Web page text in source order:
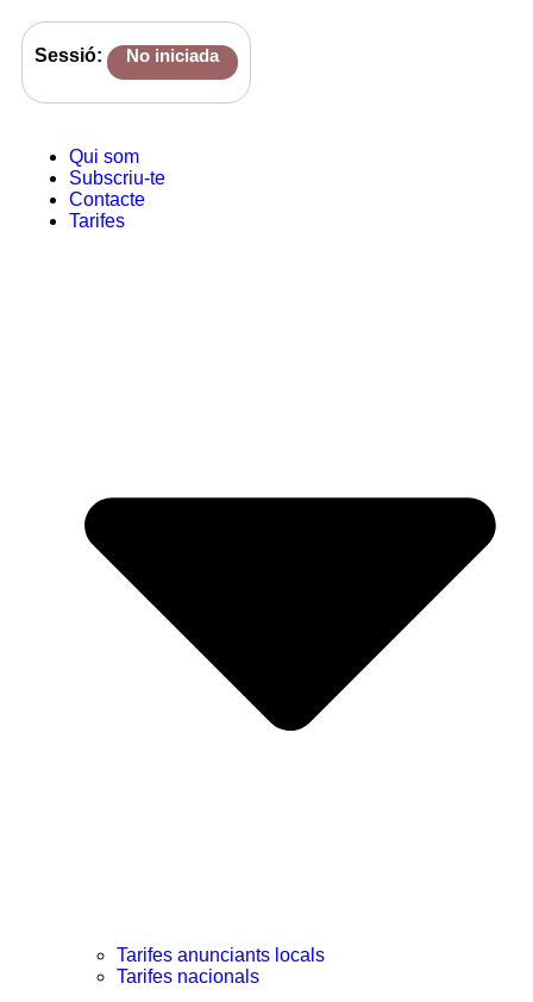
Sessió: No iniciada
Qui som
Subscriu-te
Contacte
Tarifes
Tarifes anunciants locals
Tarifes nacionals